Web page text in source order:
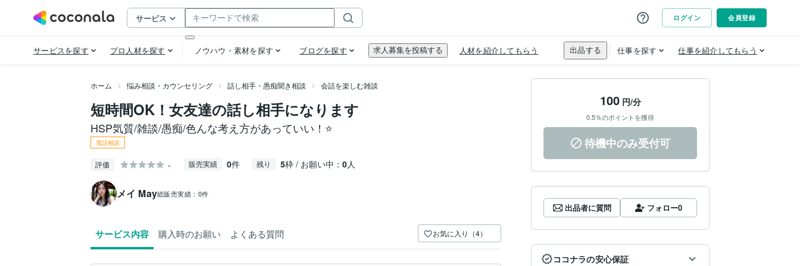
ホーム 悩み相談・カウンセリング 話し相手・愚痴聞き相談 会話を楽しむ雑談
短時間OK！女友達の話し相手になります
HSP気質/雑談/愚痴/色んな考え方があっていい！⭐️
電話相談
評価 - 販売実績 0件 残り 5枠 / お願い中： 0人
メイ May総販売実績： 0件
サービス内容 購入時のお願い よくある質問 お気に入り（4）
100円/分
0.5％のポイントを獲得
待機中のみ受付可
出品者に質問 フォロー0
ココナラの安心保証